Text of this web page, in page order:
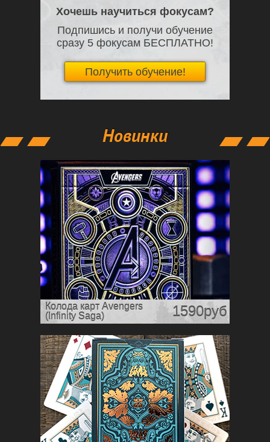
Хочешь научиться фокусам?
Подпишись и получи обучение
сразу 5 фокусам БЕСПЛАТНО!
Получить обучение!
Новинки
Колода карт Avengers
(Infinity Saga)
1590руб